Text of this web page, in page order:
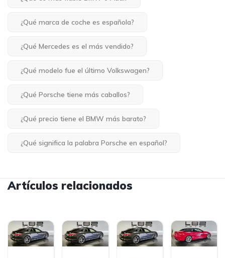
¿Qué marca de coche es española?
¿Qué Mercedes es el más vendido?
¿Qué modelo fue el último Volkswagen?
¿Qué Porsche tiene más caballos?
¿Qué precio tiene el BMW más barato?
¿Qué significa la palabra Porsche en español?
Artículos relacionados